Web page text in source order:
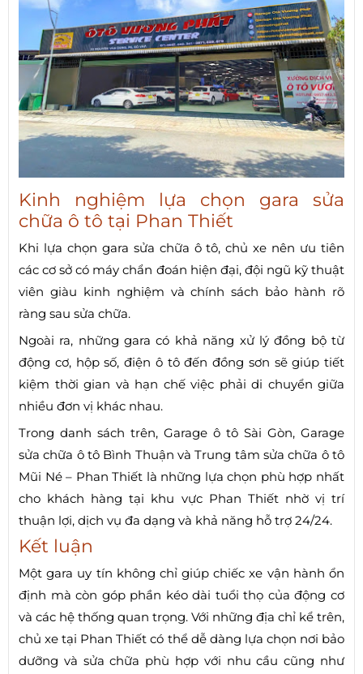
Kinh nghiệm lựa chọn gara sửa
chữa ô tô tại Phan Thiết
Khi lựa chọn gara sửa chữa ô tô, chủ xe nên ưu tiên
các cơ sở có máy chẩn đoán hiện đại, đội ngũ kỹ thuật
viên giàu kinh nghiệm và chính sách bảo hành rõ
ràng sau sửa chữa.
Ngoài ra, những gara có khả năng xử lý đồng bộ từ
động cơ, hộp số, điện ô tô đến đồng sơn sẽ giúp tiết
kiệm thời gian và hạn chế việc phải di chuyển giữa
nhiều đơn vị khác nhau.
Trong danh sách trên, Garage ô tô Sài Gòn, Garage
sửa chữa ô tô Bình Thuận và Trung tâm sửa chữa ô tô
Mũi Né – Phan Thiết là những lựa chọn phù hợp nhất
cho khách hàng tại khu vực Phan Thiết nhờ vị trí
thuận lợi, dịch vụ đa dạng và khả năng hỗ trợ 24/24.
Kết luận
Một gara uy tín không chỉ giúp chiếc xe vận hành ổn
định mà còn góp phần kéo dài tuổi thọ của động cơ
và các hệ thống quan trọng. Với những địa chỉ kể trên,
chủ xe tại Phan Thiết có thể dễ dàng lựa chọn nơi bảo
dưỡng và sửa chữa phù hợp với nhu cầu cũng như